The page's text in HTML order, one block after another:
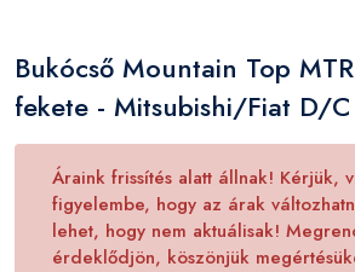
Bukócső Mountain Top
fekete - Mitsubishi/Fiat D/
Áraink frissítés alatt állnak! Kérjük,
figyelembe, hogy az árak
lehet, hogy nem aktuálisak!
érdeklődjön, köszönjük